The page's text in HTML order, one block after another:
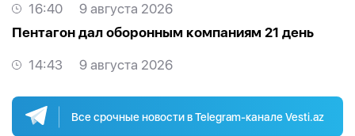
16:40
9 августа 2026
Пентагон дал оборонным компаниям 21 день
14:43 9 августа 2026
Все срочные новости в Telegram-канале Vesti.az